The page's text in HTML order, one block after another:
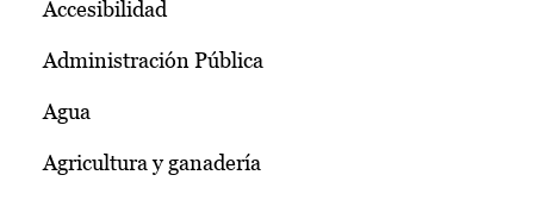
Accesibilidad
Administración Pública
Agua
Agricultura y ganadería